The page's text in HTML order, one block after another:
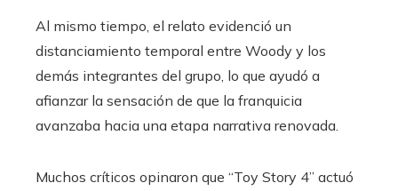
Al mismo tiempo, el relato evidenció un
distanciamiento temporal entre Woody y los
demás integrantes del grupo, lo que ayudó a
afianzar la sensación de que la franquicia
avanzaba hacia una etapa narrativa renovada.
Muchos críticos opinaron que “Toy Story 4” actuó